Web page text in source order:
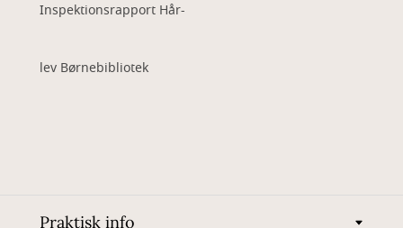
Inspektionsrapport Hår-
lev Børnebibliotek
Praktisk info